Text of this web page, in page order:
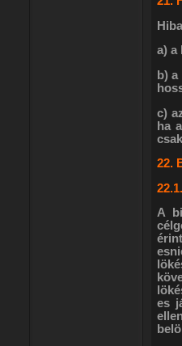
a) a
b)
c)
ha
22.
A
es